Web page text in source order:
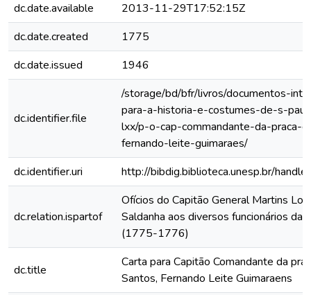
dc.date.available
2013-11-29T17:52:15Z
dc.date.created
1775
dc.date.issued
1946
dc.identifier.file
/storage/bd/bfr/livros/documentos-
para-a-historia-e-costumes-de-s-
lxx/p-o-cap-commandante-da-praca-
fernando-leite-guimaraes/
dc.identifier.uri
http://bibdig.biblioteca.unesp.br/
dc.relation.ispartof
Ofícios do Capitão General Martins
Saldanha aos diversos funcionários da
(1775-1776)
dc.title
Carta para Capitão Comandante da
Santos, Fernando Leite Guimaraens